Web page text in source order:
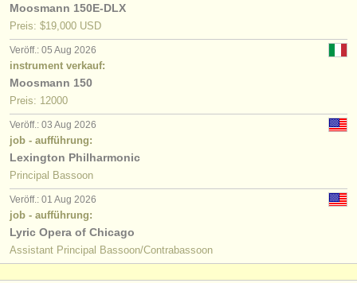
Moosmann 150E-DLX
Preis: $19,000 USD
Veröff.: 05 Aug 2026
instrument verkauf:
Moosmann 150
Preis: 12000
Veröff.: 03 Aug 2026
job - aufführung:
Lexington Philharmonic
Principal Bassoon
Veröff.: 01 Aug 2026
job - aufführung:
Lyric Opera of Chicago
Assistant Principal Bassoon/Contrabassoon